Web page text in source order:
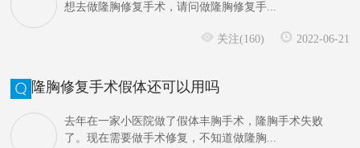
想去做隆胸修复手术，请问做隆胸修复手...
关注(160) 2022-06-21
隆胸修复手术假体还可以用吗
去年在一家小医院做了假体丰胸手术，隆胸手术失败
了。现在需要做手术修复，不知道做隆胸...